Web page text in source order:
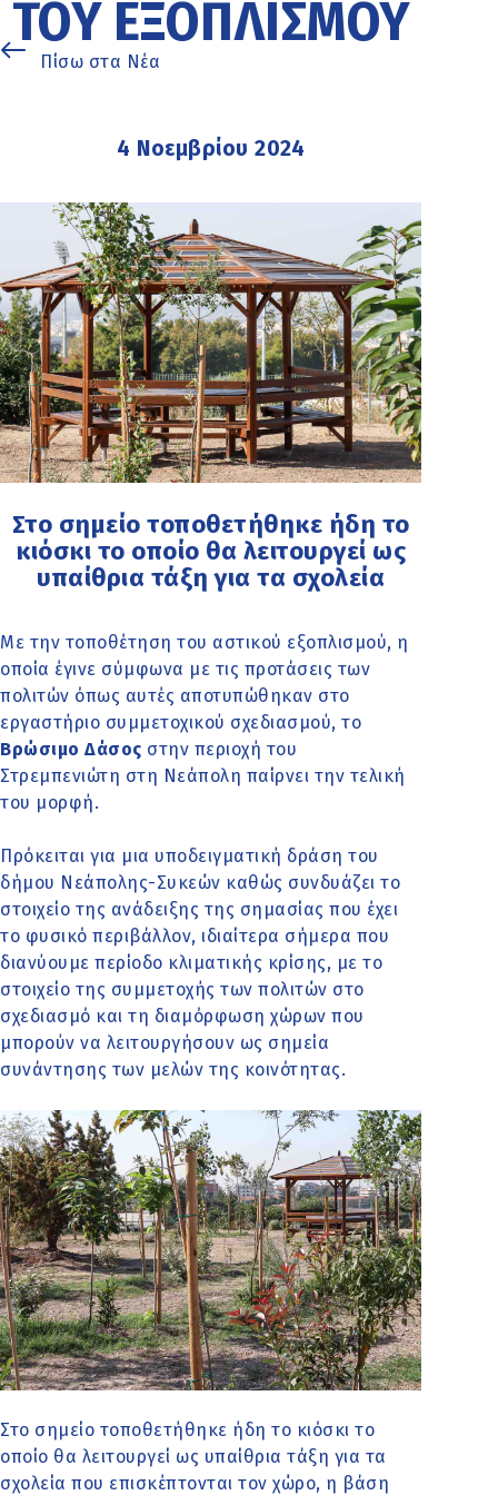
ΤΟΥ ΕΞΟΠΛΙΣΜΟΎ
Πίσω στα Νέα
4 Νοεμβρίου 2024
Στο σημείο τοποθετήθηκε ήδη το
κιόσκι το οποίο θα λειτουργεί ως
υπαίθρια τάξη για τα σχολεία
Με την τοποθέτηση του αστικού εξοπλισμού, η
οποία έγινε σύμφωνα με τις προτάσεις των
πολιτών όπως αυτές αποτυπώθηκαν στο
εργαστήριο συμμετοχικού σχεδιασμού, το
Βρώσιμο Δάσος στην περιοχή του
Στρεμπενιώτη στη Νεάπολη παίρνει την τελική
του μορφή.
Πρόκειται για μια υποδειγματική δράση του
δήμου Νεάπολης-Συκεών καθώς συνδυάζει το
στοιχείο της ανάδειξης της σημασίας που έχει
το φυσικό περιβάλλον, ιδιαίτερα σήμερα που
διανύουμε περίοδο κλιματικής κρίσης, με το
στοιχείο της συμμετοχής των πολιτών στο
σχεδιασμό και τη διαμόρφωση χώρων που
μπορούν να λειτουργήσουν ως σημεία
συνάντησης των μελών της κοινότητας.
Στο σημείο τοποθετήθηκε ήδη το κιόσκι το
οποίο θα λειτουργεί ως υπαίθρια τάξη για τα
σχολεία που επισκέπτονται τον χώρο, η βάση